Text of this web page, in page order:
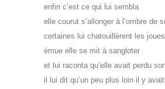
enfin c’est ce qui lui sembla
elle courut s’allonger à l’ombre de
certaines lui chatouillèrent les joues
émue elle se mit à sangloter
et lui raconta qu’elle avait perdu
il lui dit qu’un peu plus loin il y